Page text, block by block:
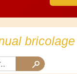
bricolage